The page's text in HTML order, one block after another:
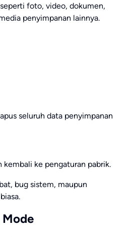
foto, video, dokumen,
penyimpanan lainnya.
seluruh data penyimpanan
kembali ke pengaturan pabrik.
bug sistem, maupun
Mode